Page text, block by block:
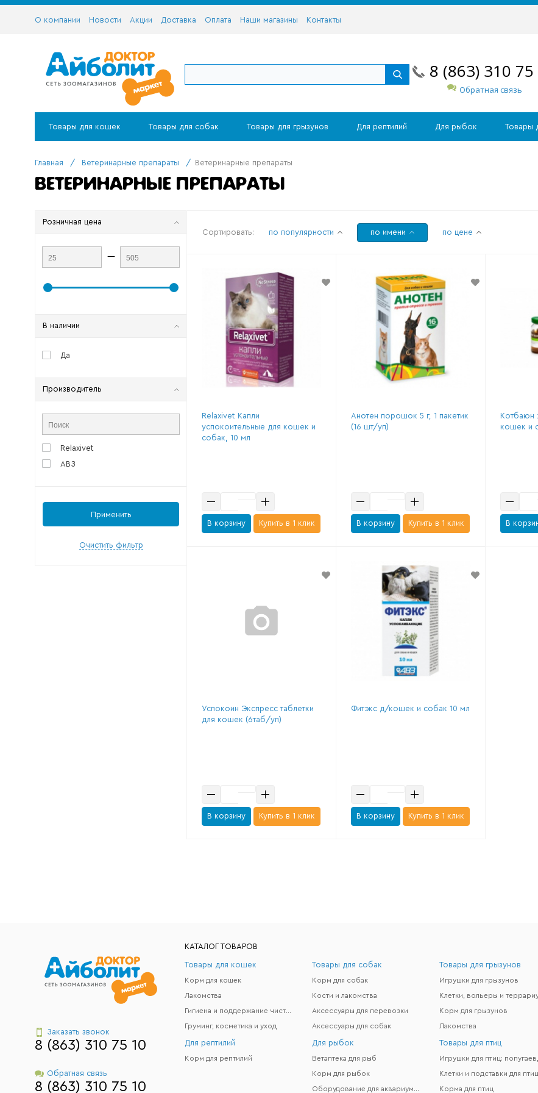
О компании Новости Акции Доставка Оплата Наши магазины Контакты
8 (863) 310 75
Обратная связь
Товары для кошек Товары для собак Товары для грызунов Для рептилий Для рыбок Товары
Главная / Ветеринарные препараты / Ветеринарные препараты
ВЕТЕРИНАРНЫЕ ПРЕПАРАТЫ
Розничная цена
—
В наличии
Да
Производитель
Relaxivet
АВЗ
Применить
Очистить фильтр
Сортировать: по популярности по имени по цене
Relaxivet Капли
успокоительные для кошек и
собак, 10 мл
В корзину Купить в 1 клик
Анотен порошок 5 г, 1 пакетик
(16 шт/уп)
В корзину Купить в 1 клик
Котбаюн
кошек и
В
Успокоин Экспресс таблетки
для кошек (6таб/уп)
В корзину Купить в 1 клик
Фитэкс д/кошек и собак 10 мл
В корзину Купить в 1 клик
Заказать звонок
8 (863) 310 75 10
Обратная связь
8 (863) 310 75 10
КАТАЛОГ ТОВАРОВ
Товары для кошек
Корм для кошек
Лакомства
Гигиена и поддержание чистоты
Груминг, косметика и уход
Товары для собак
Корм для собак
Кости и лакомства
Аксессуары для перевозки
Аксессуары для собак
Товары для грызунов
Игрушки для грызунов
Корм для грызунов
Лакомства
Для рептилий
Корм для рептилий
Для рыбок
Ветаптека для рыб
Корм для рыбок
Оборудование для аквариумов
Товары для птиц
Клетки и подставки для птиц
Корма для птиц